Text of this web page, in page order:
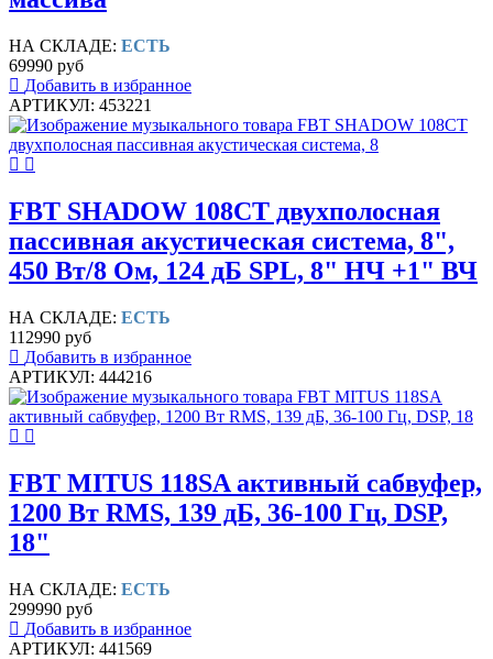
НА СКЛАДЕ: ЕСТЬ
69990 руб
Добавить в избранное
АРТИКУЛ: 453221
FBT SHADOW 108CT двухполосная
пассивная акустическая система, 8",
450 Вт/8 Ом, 124 дБ SPL, 8" НЧ +1" ВЧ
НА СКЛАДЕ: ЕСТЬ
112990 руб
Добавить в избранное
АРТИКУЛ: 444216
FBT MITUS 118SA активный сабвуфер,
1200 Вт RMS, 139 дБ, 36-100 Гц, DSP,
18"
НА СКЛАДЕ: ЕСТЬ
299990 руб
Добавить в избранное
АРТИКУЛ: 441569